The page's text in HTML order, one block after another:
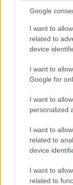
Google
I want to
related to
device
I want to
Google for
I want to
personalized
I want to
related to
device
I want to
related to
ΑΘΛΗΤΙΣΜΟΣ
γύρο τους